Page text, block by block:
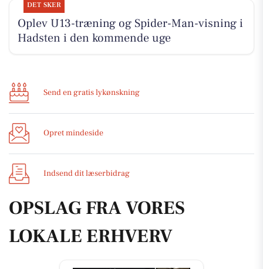
DET SKER
Oplev U13-træning og Spider-Man-visning i
Hadsten i den kommende uge
Send en gratis lykønskning
Opret mindeside
Indsend dit læserbidrag
OPSLAG FRA VORES
LOKALE ERHVERV